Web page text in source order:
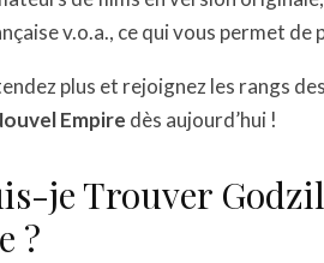
v.o.a., ce qui vous permet
plus et rejoignez les rangs
Empire dès aujourd’hui !
je Trouver
?